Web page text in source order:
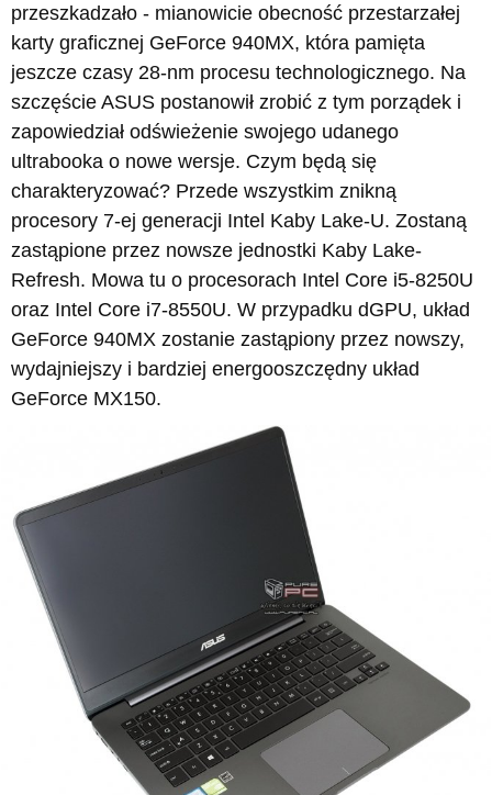
przeszkadzało - mianowicie obecność przestarzałej
karty graficznej GeForce 940MX, która pamięta
jeszcze czasy 28-nm procesu technologicznego. Na
szczęście ASUS postanowił zrobić z tym porządek i
zapowiedział odświeżenie swojego udanego
ultrabooka o nowe wersje. Czym będą się
charakteryzować? Przede wszystkim znikną
procesory 7-ej generacji Intel Kaby Lake-U. Zostaną
zastąpione przez nowsze jednostki Kaby Lake-
Refresh. Mowa tu o procesorach Intel Core i5-8250U
oraz Intel Core i7-8550U. W przypadku dGPU, układ
GeForce 940MX zostanie zastąpiony przez nowszy,
wydajniejszy i bardziej energooszczędny układ
GeForce MX150.